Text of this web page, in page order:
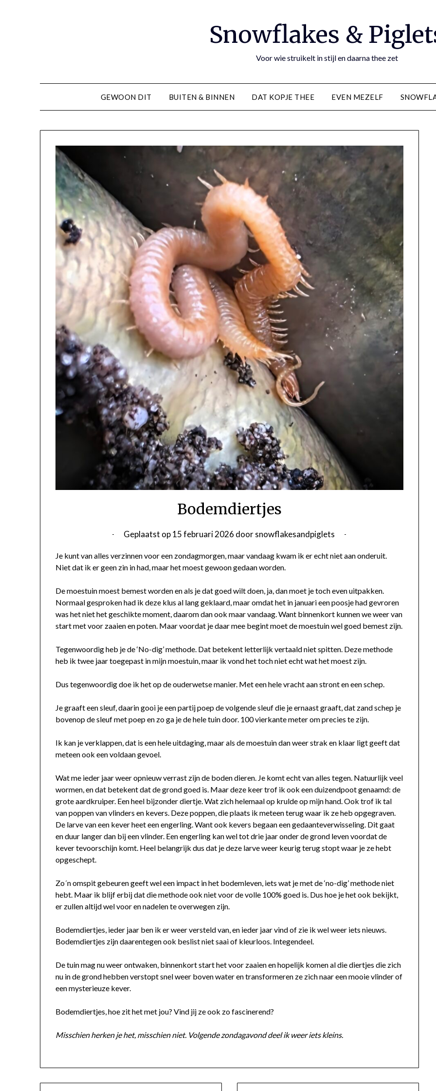
Snowflakes &
Voor wie struikelt in stijl en daarna thee zet
GEWOON DIT BUITEN & BINNEN DAT KOPJE THEE EVEN MEZELF
Bodemdiertjes
Geplaatst op15 februari 2026 doorsnowflakesandpiglets
Je kunt van alles verzinnen voor een zondagmorgen, maar vandaag kwam ik er echt niet aan onderuit.
Niet dat ik er geen zin in had, maar het moest gewoon gedaan worden.
De moestuin moest bemest worden en als je dat goed wilt doen, ja, dan moet je toch even uitpakken.
Normaal gesproken had ik deze klus al lang geklaard, maar omdat het in januari een poosje had gevroren
was het niet het geschikte moment, daarom dan ook maar vandaag. Want binnenkort kunnen we weer van
start met voor zaaien en poten. Maar voordat je daar mee begint moet de moestuin wel goed bemest zijn.
Tegenwoordig heb je de ‘No-dig’ methode. Dat betekent letterlijk vertaald niet spitten. Deze methode
heb ik twee jaar toegepast in mijn moestuin, maar ik vond het toch niet echt wat het moest zijn.
Dus tegenwoordig doe ik het op de ouderwetse manier. Met een hele vracht aan stront en een schep.
Je graaft een sleuf, daarin gooi je een partij poep de volgende sleuf die je ernaast graaft, dat zand schep je
bovenop de sleuf met poep en zo ga je de hele tuin door. 100 vierkante meter om precies te zijn.
Ik kan je verklappen, dat is een hele uitdaging, maar als de moestuin dan weer strak en klaar ligt geeft dat
meteen ook een voldaan gevoel.
Wat me ieder jaar weer opnieuw verrast zijn de boden dieren. Je komt echt van alles tegen. Natuurlijk veel
wormen, en dat betekent dat de grond goed is. Maar deze keer trof ik ook een duizendpoot genaamd: de
grote aardkruiper. Een heel bijzonder diertje. Wat zich helemaal op krulde op mijn hand. Ook trof ik tal
van poppen van vlinders en kevers. Deze poppen, die plaats ik meteen terug waar ik ze heb opgegraven.
De larve van een kever heet een engerling. Want ook kevers begaan een gedaanteverwisseling. Dit gaat
en duur langer dan bij een vlinder. Een engerling kan wel tot drie jaar onder de grond leven voordat de
kever tevoorschijn komt. Heel belangrijk dus dat je deze larve weer keurig terug stopt waar je ze hebt
opgeschept.
Zo´n omspit gebeuren geeft wel een impact in het bodemleven, iets wat je met de ‘no-dig’ methode niet
hebt. Maar ik blijf erbij dat die methode ook niet voor de volle 100% goed is. Dus hoe je het ook bekijkt,
er zullen altijd wel voor en nadelen te overwegen zijn.
Bodemdiertjes, ieder jaar ben ik er weer versteld van, en ieder jaar vind of zie ik wel weer iets nieuws.
Bodemdiertjes zijn daarentegen ook beslist niet saai of kleurloos. Integendeel.
De tuin mag nu weer ontwaken, binnenkort start het voor zaaien en hopelijk komen al die diertjes die zich
nu in de grond hebben verstopt snel weer boven water en transformeren ze zich naar een mooie vlinder of
een mysterieuze kever.
Bodemdiertjes, hoe zit het met jou? Vind jij ze ook zo fascinerend?
Misschien herken je het, misschien niet. Volgende zondagavond deel ik weer iets kleins.